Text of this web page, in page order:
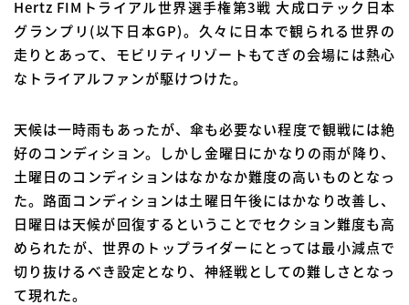
Hertz FIMトライアル世界選手権第3戦 大成ロテック日本
グランプリ(以下日本GP)。久々に日本で観られる世界の
走りとあって、モビリティリゾートもてぎの会場には熱心
なトライアルファンが駆けつけた。
天候は一時雨もあったが、傘も必要ない程度で観戦には絶
好のコンディション。しかし金曜日にかなりの雨が降り、
土曜日のコンディションはなかなか難度の高いものとなっ
た。路面コンディションは土曜日午後にはかなり改善し、
日曜日は天候が回復するということでセクション難度も高
められたが、世界のトップライダーにとっては最小減点で
切り抜けるべき設定となり、神経戦としての難しさとなっ
て現れた。